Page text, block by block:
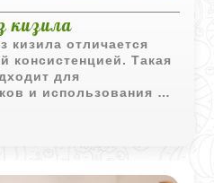
кизила
отличается
консистенцией. Такая
для
и использования в